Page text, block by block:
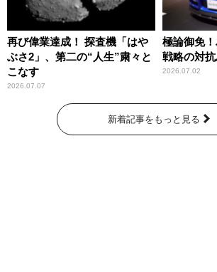
再び偉業達成！ 探査機「はや
ぶさ2」、第二の“人生”粛々と
こなす
2026.07.07
極論御免
戦略の対抗
2026.07.02
新着記事をもっと見る